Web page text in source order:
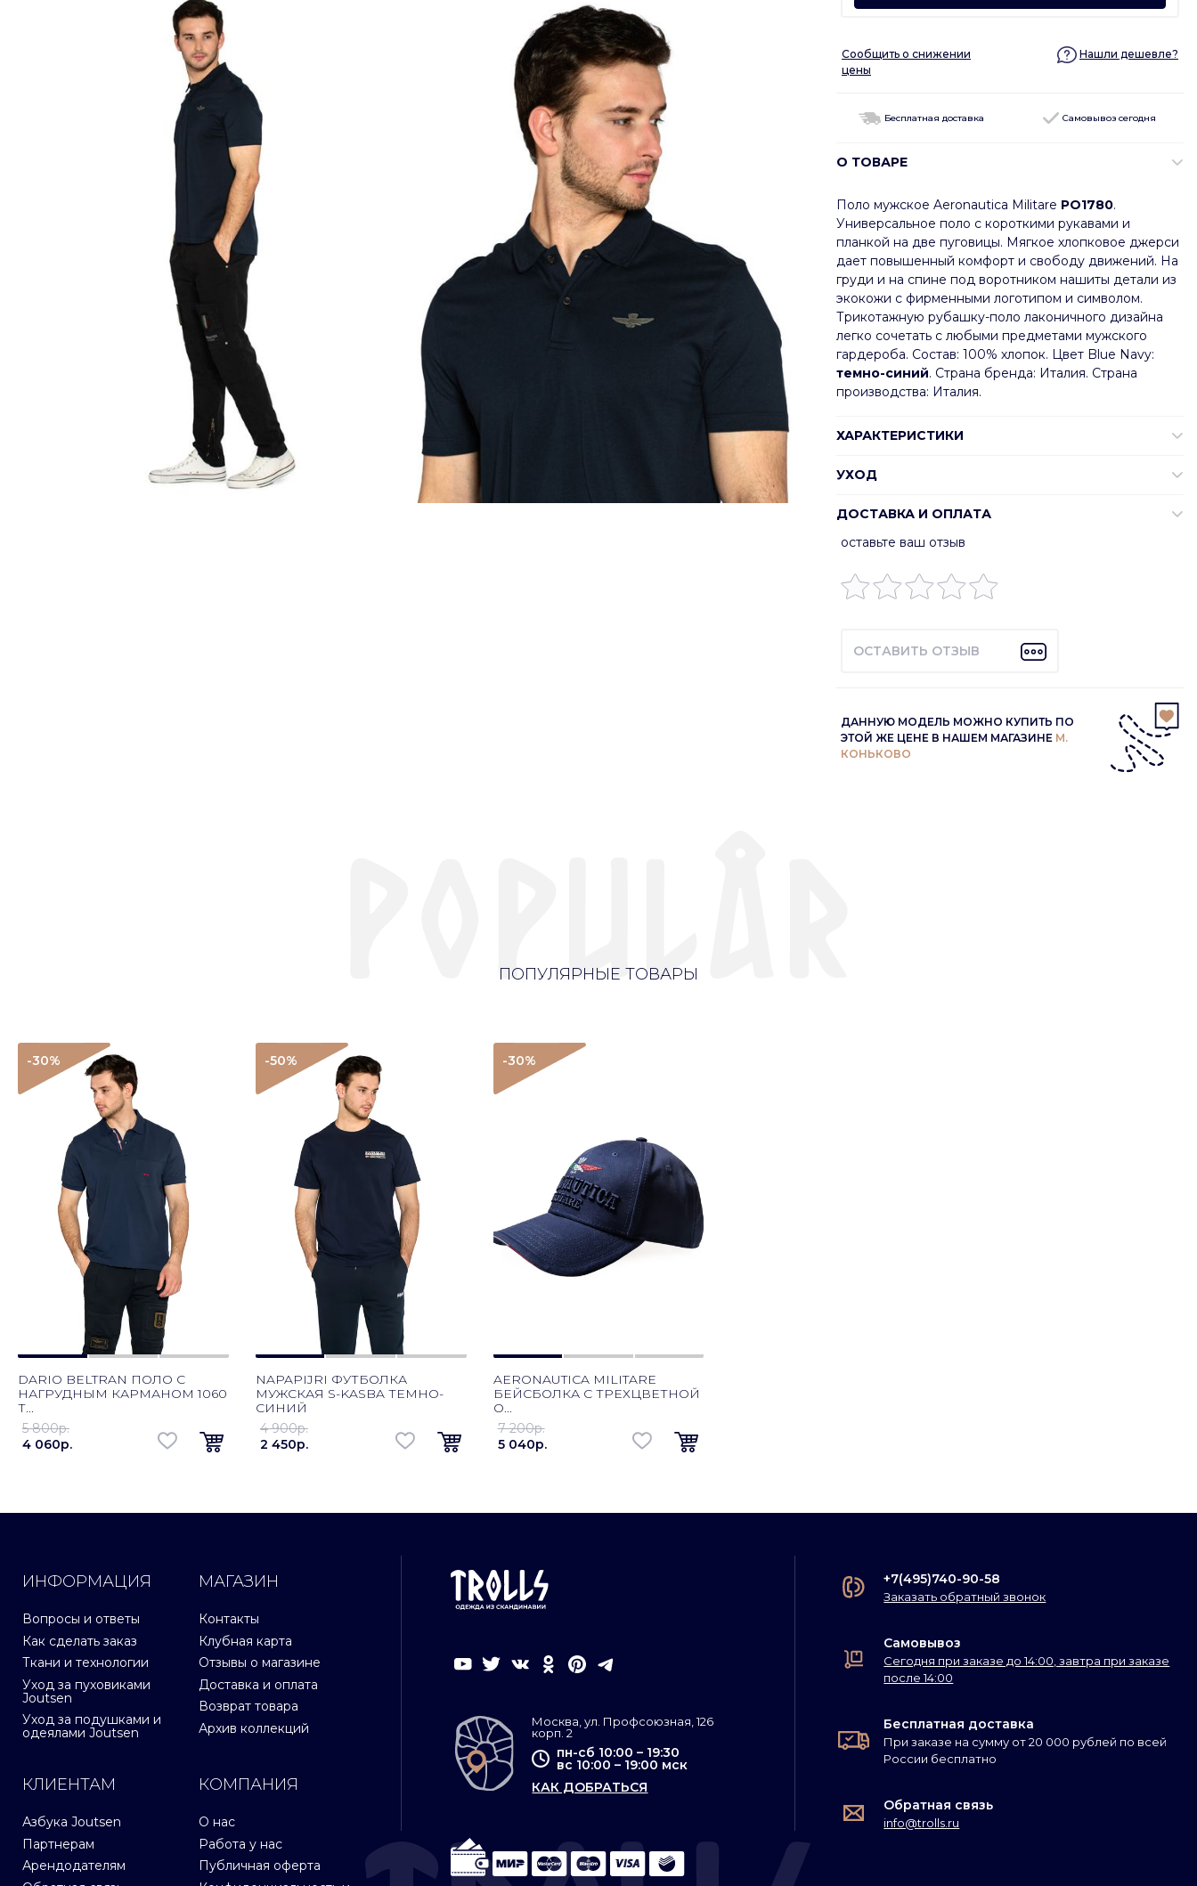
Сообщить о снижении
цены
Нашли дешевле?
Бесплатная доставка Самовывоз сегодня
О ТОВАРЕ
Поло мужское Aeronautica Militare PO1780.
Универсальное поло с короткими рукавами и
планкой на две пуговицы. Мягкое хлопковое джерси
дает повышенный комфорт и свободу движений. На
груди и на спине под воротником нашиты детали из
экокожи с фирменными логотипом и символом.
Трикотажную рубашку-поло лаконичного дизайна
легко сочетать с любыми предметами мужского
гардероба. Состав: 100% хлопок. Цвет Blue Navy:
темно-синий. Страна бренда: Италия. Страна
производства: Италия.
ХАРАКТЕРИСТИКИ
УХОД
ДОСТАВКА И ОПЛАТА
оставьте ваш отзыв
ОСТАВИТЬ ОТЗЫВ
ДАННУЮ МОДЕЛЬ МОЖНО КУПИТЬ ПО
ЭТОЙ ЖЕ ЦЕНЕ В НАШЕМ МАГАЗИНЕ М.
КОНЬКОВО
ПОПУЛЯРНЫЕ ТОВАРЫ
-30%
DARIO BELTRAN ПОЛО С
НАГРУДНЫМ КАРМАНОМ 1060
Т...
5 800p.
4 060p.
-50%
NAPAPIJRI ФУТБОЛКА
МУЖСКАЯ S-KASBA ТЕМНО-
СИНИЙ
4 900p.
2 450p.
-30%
AERONAUTICA MILITARE
БЕЙСБОЛКА С ТРЕХЦВЕТНОЙ
О...
7 200p.
5 040p.
ИНФОРМАЦИЯ
Вопросы и ответы
Как сделать заказ
Ткани и технологии
Уход за пуховиками
Joutsen
Уход за подушками и
одеялами Joutsen
МАГАЗИН
Контакты
Клубная карта
Отзывы о магазине
Доставка и оплата
Возврат товара
Архив коллекций
КЛИЕНТАМ
Азбука Joutsen
Партнерам
Арендодателям
КОМПАНИЯ
О нас
Работа у нас
Публичная оферта
Москва, ул. Профсоюзная, 126
корп. 2
пн-сб 10:00 – 19:30
вс 10:00 – 19:00 мск
КАК ДОБРАТЬСЯ
+7(495)740-90-58
Заказать обратный звонок
Самовывоз
Сегодня при заказе до 14:00, завтра при заказе
после 14:00
Бесплатная доставка
При заказе на сумму от 20 000 рублей по всей
России бесплатно
Обратная связь
info@trolls.ru